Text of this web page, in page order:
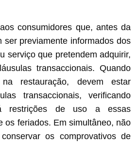
consumidores que, antes da
ser previamente informados dos
serviço que pretendem adquirir,
transaccionais. Quando
restauração, devem estar
transaccionais, verificando
restrições de uso a essas
os feriados. Em simultâneo, não
os comprovativos de